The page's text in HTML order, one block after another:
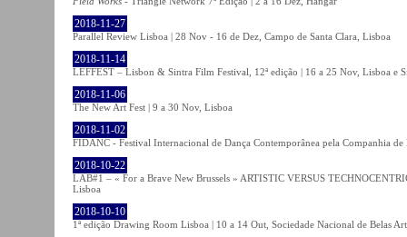
2018-11-27
Parallel Review Lisboa | 28 Nov - 16 de Dez, Campo de Santa Clara, Lisboa
2018-11-14
LEFFEST – Lisbon & Sintra Film Festival, 12ª edição | 16 a 25 Nov, Lisboa e
2018-11-06
The New Art Fest | 9 a 30 Nov, Lisboa
2018-11-02
FIDANC - Festival Internacional de Dança Contemporânea pela Companhia
2018-10-22
LAB#1 – « For a Brave New Brussels » ARTISTIC VERSUS
Lisboa
2018-10-10
1ª edição Drawing Room Lisboa | 10 a 14 Out, Sociedade Nacional de Belas